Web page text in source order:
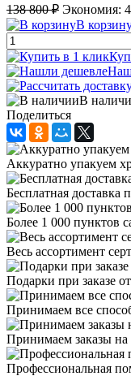
138 800 ₽ Экономия:
В
В
Поделиться
Аккуратно упакуем
Бесплатная доставка
Более 1 000 пунктов
Весь ассортимент
Подарки при заказе
Принимаем все
Принимаем заказы на
Профессиональная